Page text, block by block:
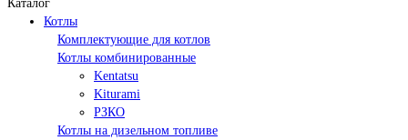
Каталог
Котлы
Комплектующие для котлов
Котлы комбинированные
Kentatsu
Kiturami
РЗКО
Котлы на дизельном топливе